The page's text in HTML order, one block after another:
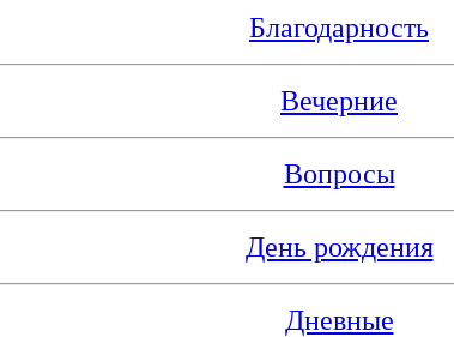
Благодарность
Вечерние
Вопросы
День рождения
Дневные